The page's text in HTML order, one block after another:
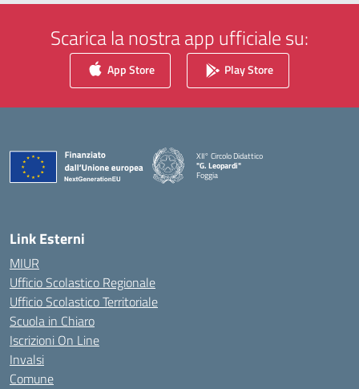
Scarica la nostra app ufficiale su:
App Store Play Store
XII° Circolo Didattico
"G. Leopardi"
Foggia
— Visita la pagina iniziale della scuola
Link Esterni
MIUR
Ufficio Scolastico Regionale
Ufficio Scolastico Territoriale
Scuola in Chiaro
Iscrizioni On Line
Invalsi
Comune